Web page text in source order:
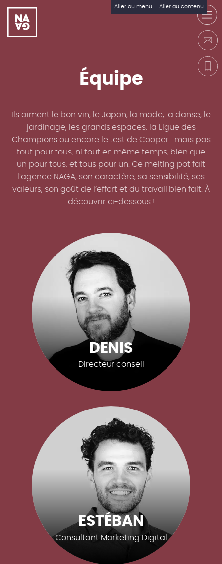
Aller au menu Aller au contenu
Équipe
Ils aiment le bon vin, le Japon, la mode, la danse, le
jardinage, les grands espaces, la Ligue des
Champions ou encore le test de Cooper… mais pas
tout pour tous, ni tout en même temps, bien que
un pour tous, et tous pour un. Ce melting pot fait
l’agence NAGA, son caractère, sa sensibilité, ses
valeurs, son goût de l’effort et du travail bien fait. À
découvrir ci-dessous !
DENIS
Directeur conseil
ESTÉBAN
Consultant Marketing Digital